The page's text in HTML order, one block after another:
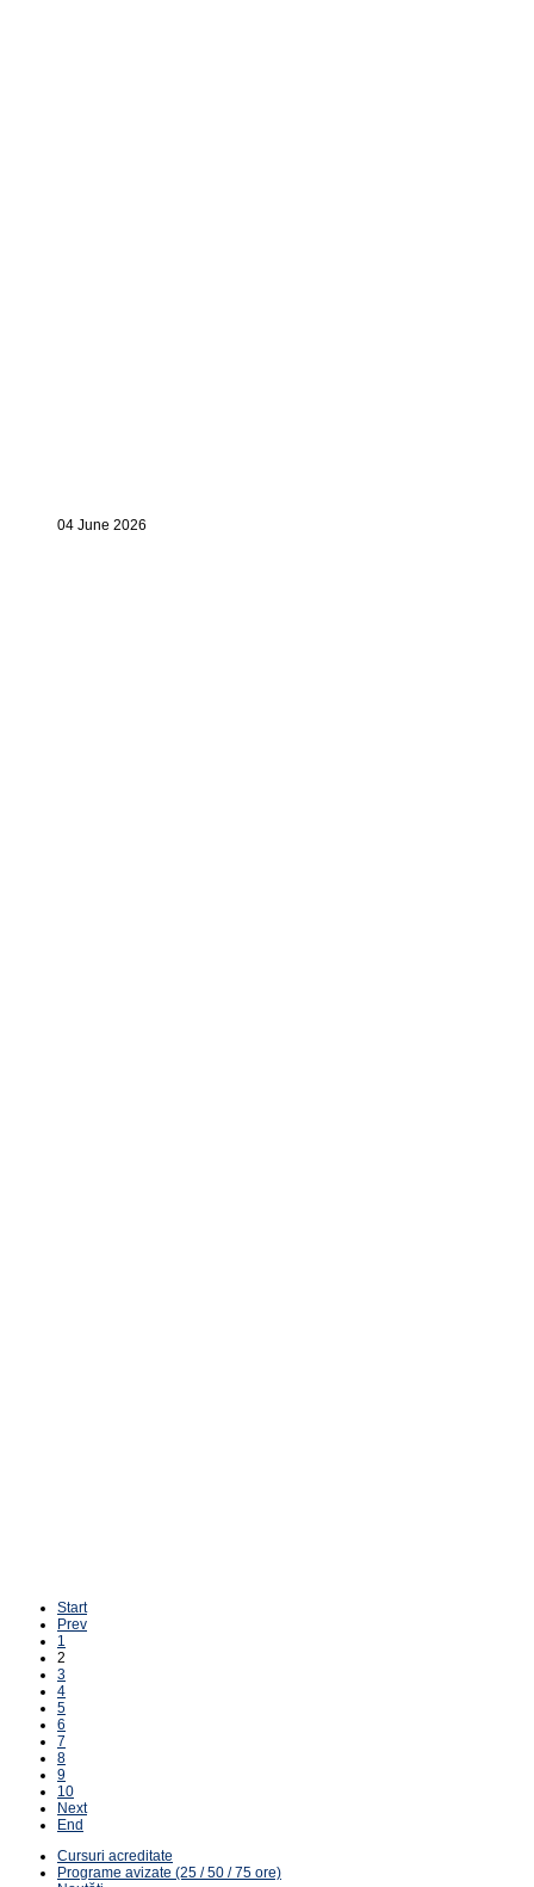
04 June 2026
Start
Prev
1
2
3
4
5
6
7
8
9
10
Next
End
Cursuri acreditate
Programe avizate (25 / 50 / 75 ore)